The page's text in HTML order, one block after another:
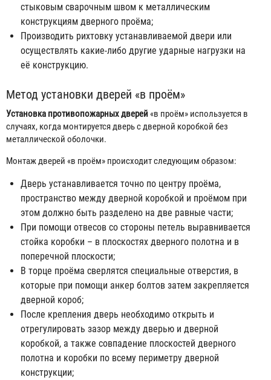
стыковым сварочным швом к металлическим
конструкциям дверного проёма;
Производить рихтовку устанавливаемой двери или
осуществлять какие-либо другие ударные нагрузки на
её конструкцию.
Метод установки дверей «в проём»
Установка противопожарных дверей «в проём» используется в
случаях, когда монтируется дверь с дверной коробкой без
металлической оболочки.
Монтаж дверей «в проём» происходит следующим образом:
Дверь устанавливается точно по центру проёма,
пространство между дверной коробкой и проёмом при
этом должно быть разделено на две равные части;
При помощи отвесов со стороны петель выравнивается
стойка коробки – в плоскостях дверного полотна и в
поперечной плоскости;
В торце проёма сверлятся специальные отверстия, в
которые при помощи анкер болтов затем закрепляется
дверной короб;
После крепления дверь необходимо открыть и
отрегулировать зазор между дверью и дверной
коробкой, а также совпадение плоскостей дверного
полотна и коробки по всему периметру дверной
конструкции;